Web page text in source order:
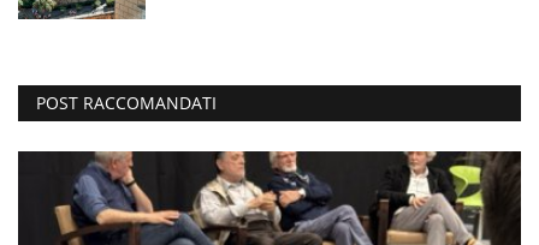
POST RACCOMANDATI